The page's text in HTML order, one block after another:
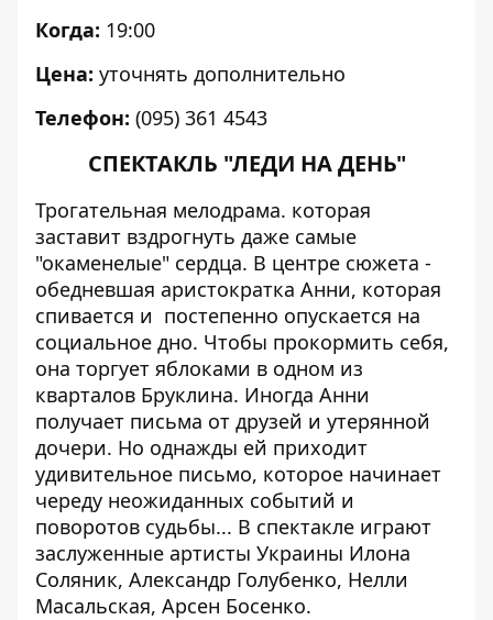
Когда: 19:00
Цена: уточнять дополнительно
Телефон: (095) 361 4543
СПЕКТАКЛЬ "ЛЕДИ НА ДЕНЬ"
Трогательная мелодрама. которая
заставит вздрогнуть даже самые
"окаменелые" сердца. В центре сюжета -
обедневшая аристократка Анни, которая
спивается и постепенно опускается на
социальное дно. Чтобы прокормить себя,
она торгует яблоками в одном из
кварталов Бруклина. Иногда Анни
получает письма от друзей и утерянной
дочери. Но однажды ей приходит
удивительное письмо, которое начинает
череду неожиданных событий и
поворотов судьбы... В спектакле играют
заслуженные артисты Украины Илона
Соляник, Александр Голубенко, Нелли
Масальская, Арсен Босенко.